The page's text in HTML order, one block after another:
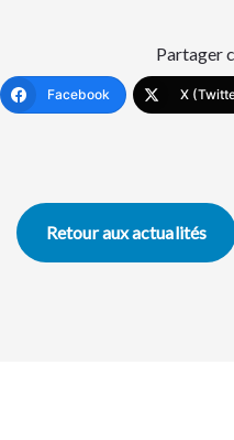
Partager
Facebook X
Retour aux actualités